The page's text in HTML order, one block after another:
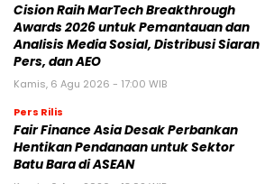
Cision Raih MarTech Breakthrough
Awards 2026 untuk Pemantauan dan
Analisis Media Sosial, Distribusi Siaran
Pers, dan AEO
Kamis, 6 Agu 2026 - 17:00 WIB
Pers Rilis
Fair Finance Asia Desak Perbankan
Hentikan Pendanaan untuk Sektor
Batu Bara di ASEAN